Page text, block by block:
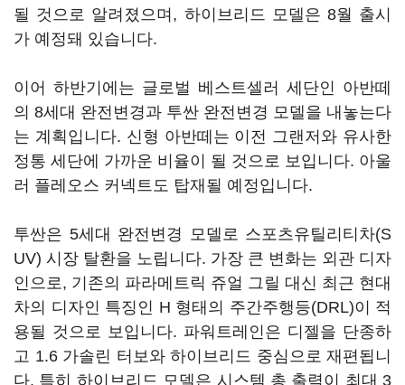
될 것으로 알려졌으며, 하이브리드 모델은 8월 출시
가 예정돼 있습니다.
이어 하반기에는 글로벌 베스트셀러 세단인 아반떼
의 8세대 완전변경과 투싼 완전변경 모델을 내놓는다
는 계획입니다. 신형 아반떼는 이전 그랜저와 유사한
정통 세단에 가까운 비율이 될 것으로 보입니다. 아울
러 플레오스 커넥트도 탑재될 예정입니다.
투싼은 5세대 완전변경 모델로 스포츠유틸리티차(S
UV) 시장 탈환을 노립니다. 가장 큰 변화는 외관 디자
인으로, 기존의 파라메트릭 쥬얼 그릴 대신 최근 현대
차의 디자인 특징인 H 형태의 주간주행등(DRL)이 적
용될 것으로 보입니다. 파워트레인은 디젤을 단종하
고 1.6 가솔린 터보와 하이브리드 중심으로 재편됩니
다. 특히 하이브리드 모델은 시스템 총 출력이 최대 3